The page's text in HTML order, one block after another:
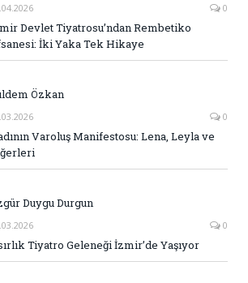
0
Devlet Tiyatrosu’ndan Rembetiko
İki Yaka Tek Hikaye
Özkan
0
Varoluş Manifestosu: Lena, Leyla ve
Duygu Durgun
0
Tiyatro Geleneği İzmir’de Yaşıyor